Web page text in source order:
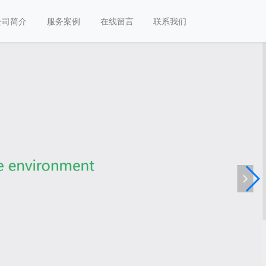
司简介 服务案例 在线留言 联系我们